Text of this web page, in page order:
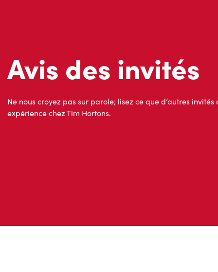
Avis des invités
Ne nous croyez pas sur parole; lisez ce que d’autres
expérience chez Tim Hortons.